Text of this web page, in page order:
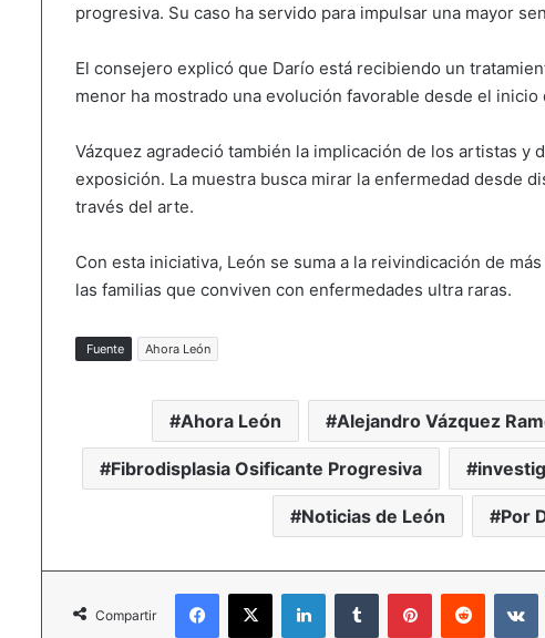
progresiva. Su caso ha servido para impulsar una mayor
El consejero explicó que Darío está recibiendo un
menor ha mostrado una evolución favorable desde el inicio
Vázquez agradeció también la implicación de los artistas y
exposición. La muestra busca mirar la enfermedad desde
través del arte.
Con esta iniciativa, León se suma a la reivindicación de
las familias que conviven con enfermedades ultra raras.
Fuente Ahora León
Ahora León Alejandro Vázquez
Fibrodisplasia Osificante Progresiva
Noticias de León Por
Compartir
Facebook
X LinkedInTumblr PinterestReddit